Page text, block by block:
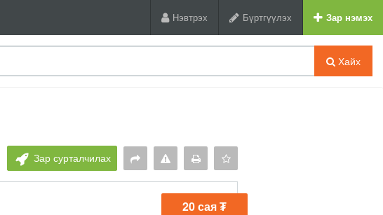
Нэвтрэх Бүртгүүлэх Зар нэмэх
Хайх
Зар сурталчилах
20 сая ₮